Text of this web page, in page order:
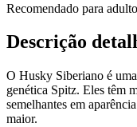
Recomendado para
Descrição
O Husky Siberiano é
genética Spitz. Eles têm
semelhantes em
maior.